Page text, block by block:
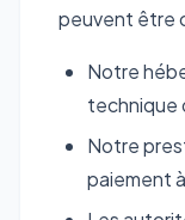
peuvent être
Notre
technique
Notre
paiement